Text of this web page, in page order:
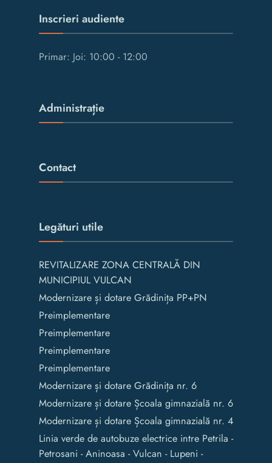
Inscrieri audiente
Primar: Joi: 10:00 - 12:00
Administrație
Contact
Legături utile
REVITALIZARE ZONA CENTRALĂ DIN
MUNICIPIUL VULCAN
Modernizare și dotare Grădinița PP+PN
Preimplementare
Preimplementare
Preimplementare
Preimplementare
Modernizare și dotare Grădinița nr. 6
Modernizare și dotare Școala gimnazială nr. 6
Modernizare și dotare Școala gimnazială nr. 4
Linia verde de autobuze electrice intre Petrila -
Petrosani - Aninoasa - Vulcan - Lupeni -